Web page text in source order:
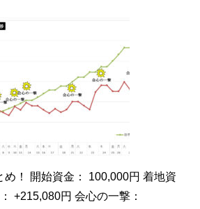
！ 開始資金： 100,000円 着地資
+215,080円 会心の一撃：